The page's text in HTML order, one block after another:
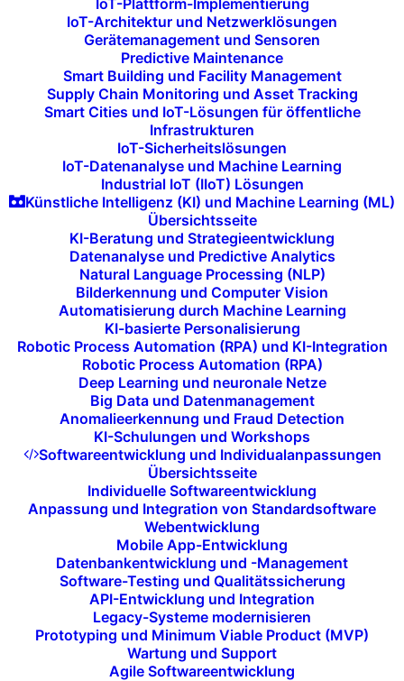
IoT-Plattform-Implementierung
IoT-Architektur und Netzwerklösungen
Gerätemanagement und Sensoren
Predictive Maintenance
Smart Building und Facility Management
Supply Chain Monitoring und Asset Tracking
Smart Cities und IoT-Lösungen für öffentliche
Infrastrukturen
IoT-Sicherheitslösungen
IoT-Datenanalyse und Machine Learning
Industrial IoT (IIoT) Lösungen
Künstliche Intelligenz (KI) und Machine Learning (ML)
Übersichtsseite
KI-Beratung und Strategieentwicklung
Datenanalyse und Predictive Analytics
Natural Language Processing (NLP)
Bilderkennung und Computer Vision
Automatisierung durch Machine Learning
KI-basierte Personalisierung
Robotic Process Automation (RPA) und KI-Integration
Robotic Process Automation (RPA)
Deep Learning und neuronale Netze
Big Data und Datenmanagement
Anomalieerkennung und Fraud Detection
KI-Schulungen und Workshops
Softwareentwicklung und Individualanpassungen
Übersichtsseite
Individuelle Softwareentwicklung
Anpassung und Integration von Standardsoftware
Webentwicklung
Mobile App-Entwicklung
Datenbankentwicklung und -Management
Software-Testing und Qualitätssicherung
API-Entwicklung und Integration
Legacy-Systeme modernisieren
Prototyping und Minimum Viable Product (MVP)
Wartung und Support
Agile Softwareentwicklung
Proaktive Überwachung
und Planung:
Wir überwachen kontinuierlich den Zustand
Ihrer IT-Systeme und planen Patches und
Updates im Voraus, um Störungen im
Betriebsablauf zu vermeiden. Durch
sorgfältige Planung stellen wir sicher, dass
Updates außerhalb der produktiven Zeiten
eingespielt werden.
Berichte und Protokolle:
Nach jeder Installation erhalten Sie
umfassende Berichte und Protokolle, die
den Status der Updates und Patches
dokumentieren. So behalten Sie stets den
Überblick über den Zustand Ihrer Systeme
und die durchgeführten Maßnahmen.